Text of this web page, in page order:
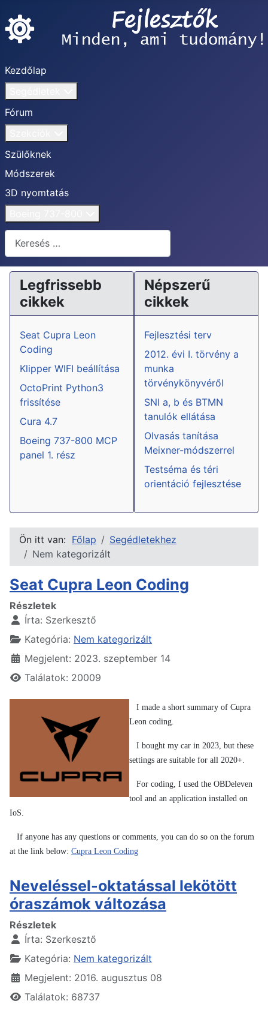
Kezdőlap
Fórum
Szülőknek
Módszerek
3D nyomtatás
Keresés...
Legfrissebb
cikkek
Seat Cupra Leon
Coding
Klipper WIFI beállítása
OctoPrint Python3
frissítése
Cura 4.7
Boeing 737-800 MCP
panel 1. rész
Népszerű
cikkek
Fejlesztési terv
2012. évi I. törvény a
munka
törvénykönyvéről
SNI a, b és BTMN
tanulók ellátása
Olvasás tanítása
Meixner-módszerrel
Testséma és téri
orientáció fejlesztése
Ön itt van: Főlap
Segédletekhez
Nem kategorizált
Seat Cupra Leon Coding
Részletek
Írta: Szerkesztő
Kategória: Nem kategorizált
Megjelent: 2023. szeptember 14
Találatok: 20009
I made a short summary of Cupra
Leon coding.
I bought my car in 2023, but these
settings are suitable for all 2020+.
For coding, I used the OBDeleven
tool and an application installed on
IoS.
If anyone has any questions or comments, you can do so on the forum
at the link below: Cupra Leon Coding
Neveléssel-oktatással lekötött
óraszámok változása
Részletek
Írta: Szerkesztő
Kategória: Nem kategorizált
Megjelent: 2016. augusztus 08
Találatok: 68737